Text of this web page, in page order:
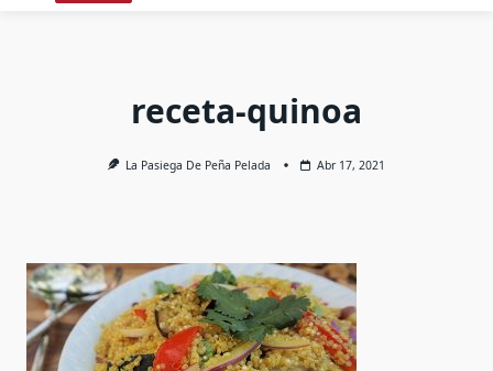
receta-quinoa
La Pasiega De Peña Pelada Abr 17, 2021